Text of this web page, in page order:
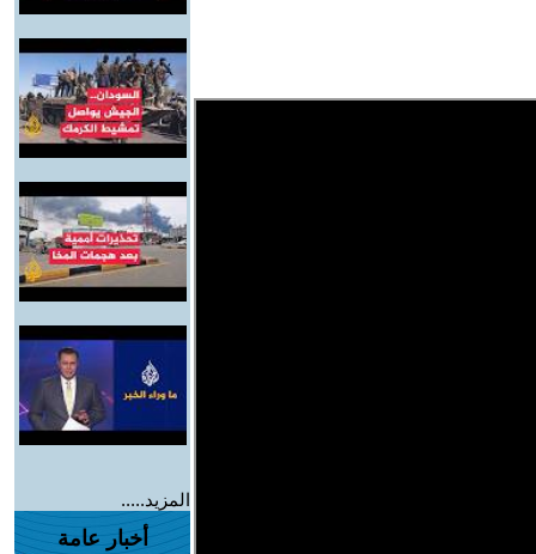
المزيد.....
أخبار عامة